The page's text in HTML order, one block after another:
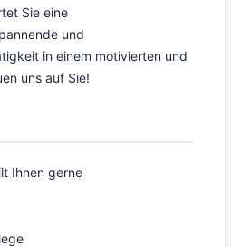
Sie eine
und
in einem motivierten und
uns auf Sie!
Ihnen gerne